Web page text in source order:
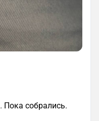
Пока собрались.